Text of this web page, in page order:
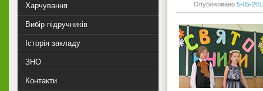
Опубліковано 5-05-
Харчування
Вибір підручників
Історія закладу
ЗНО
Контакти